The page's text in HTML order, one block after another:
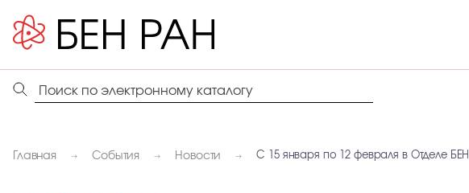
Главная События Новости С 15 января по 12 февраля в Отделе